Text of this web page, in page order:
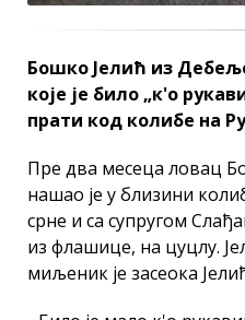
Бошко Јелић из
које је било „к'о
прати код колибе на
Пре два месеца ловац
нашао је у близини
срне и са супругом
из флашице, на цуцлу.
миљеник је засеока